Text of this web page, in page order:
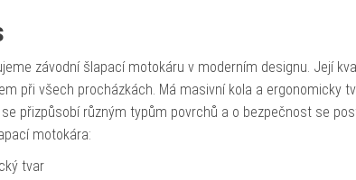
závodní šlapací motokáru v moderním designu. Její
při všech procházkách. Má masivní kola a ergonomicky
přizpůsobí různým typům povrchů a o bezpečnost se
motokára:
tvar